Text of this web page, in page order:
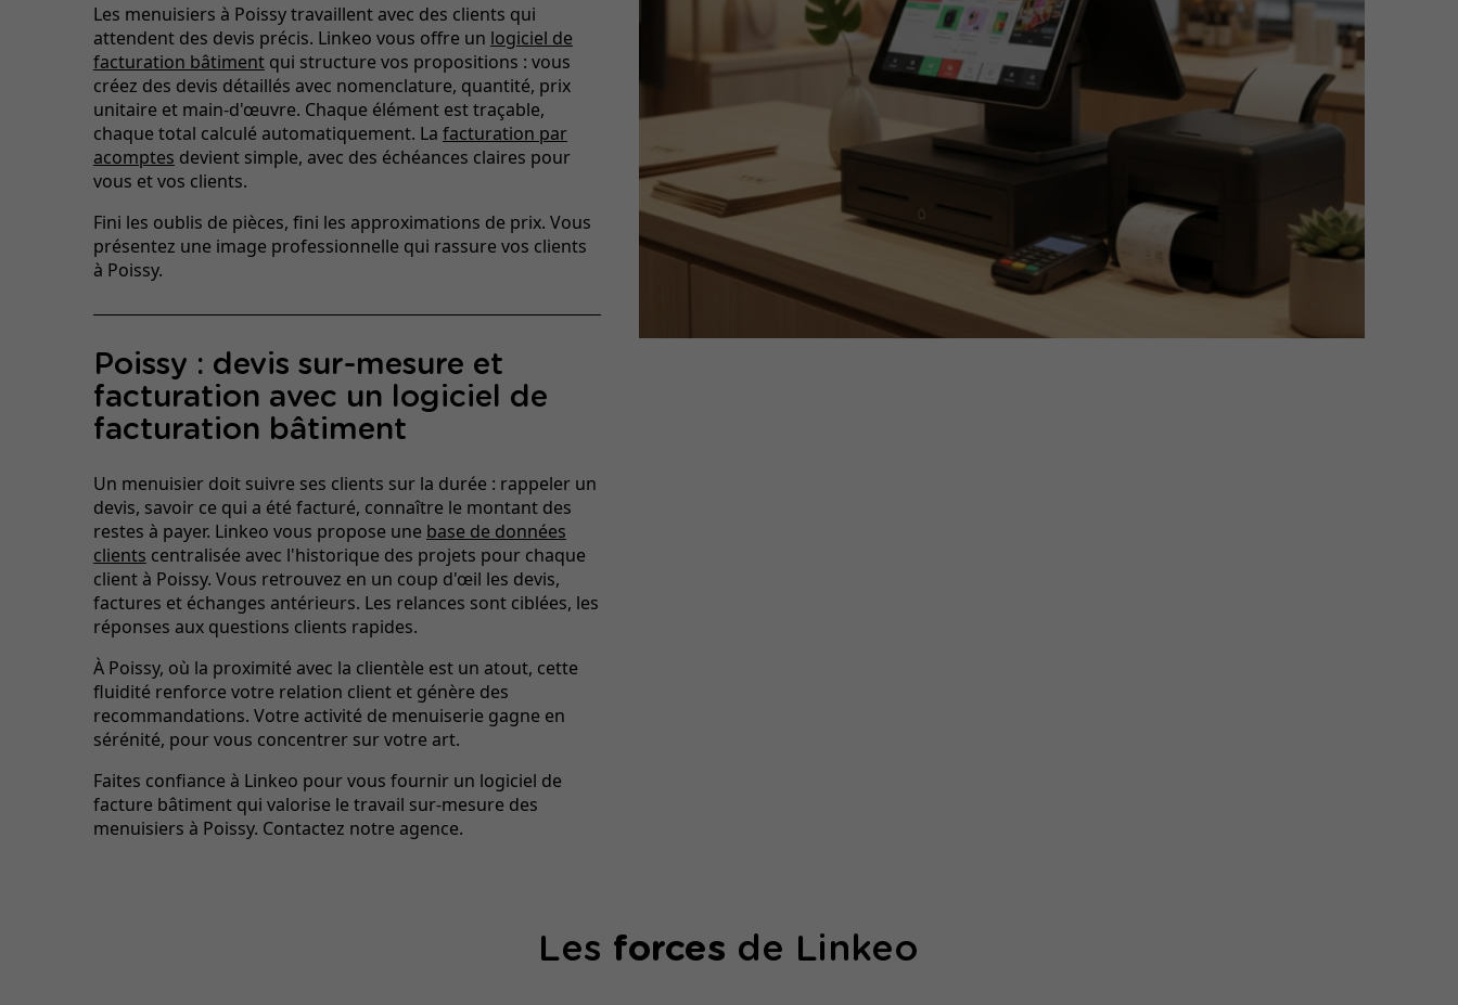
Les menuisiers à Poissy travaillent avec des clients qui
attendent des devis précis. Linkeo vous offre un logiciel de
facturation bâtimentqui structure vos propositions : vous
créez des devis détaillés avec nomenclature, quantité, prix
unitaire et main-d'œuvre. Chaque élément est traçable,
chaque total calculé automatiquement. La facturation par
acomptes devient simple, avec des échéances claires pour
vous et vos clients.
Fini les oublis de pièces, fini les approximations de prix. Vous
présentez une image professionnelle qui rassure vos clients
à Poissy.
Poissy : devis sur-mesure et
facturation avec un logiciel de
facturation bâtiment
Un menuisier doit suivre ses clients sur la durée : rappeler un
devis, savoir ce qui a été facturé, connaître le montant des
restes à payer. Linkeo vous propose une base de données
clients centralisée avec l'historique des projets pour chaque
client à Poissy. Vous retrouvez en un coup d'œil les devis,
factures et échanges antérieurs. Les relances sont ciblées, les
réponses aux questions clients rapides.
À Poissy, où la proximité avec la clientèle est un atout, cette
fluidité renforce votre relation client et génère des
recommandations. Votre activité de menuiserie gagne en
sérénité, pour vous concentrer sur votre art.
Faites confiance à Linkeo pour vous fournir un logiciel de
facture bâtiment qui valorise le travail sur-mesure des
menuisiers à Poissy. Contactez notre agence.
Les forces de Linkeo